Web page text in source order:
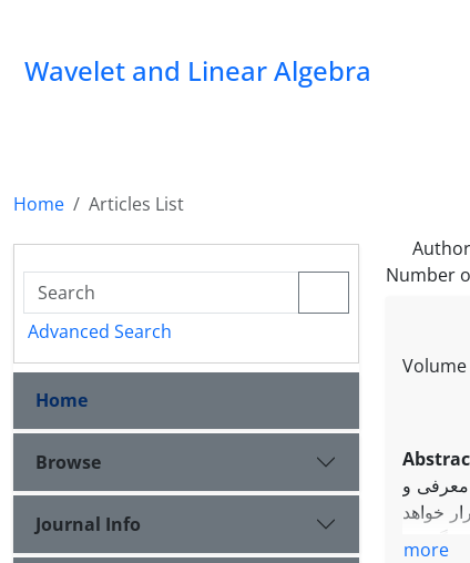
Wavelet and Linear Algebra
Home
Articles List
Number
Volume
معرفی و
خواهد
more
Advanced Search
Home
Browse
Journal Info